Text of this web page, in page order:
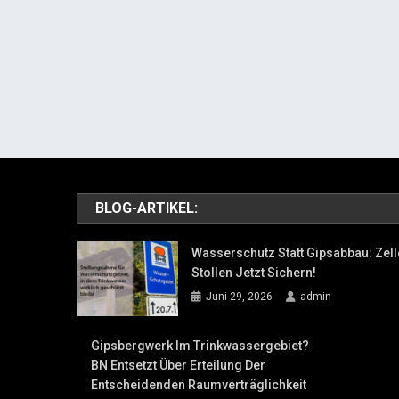
BLOG-ARTIKEL:
Wasserschutz Statt Gipsabbau:
Stollen Jetzt Sichern!
Juni 29, 2026 admin
Gipsbergwerk Im Trinkwassergebiet?
BN Entsetzt Über Erteilung Der
Entscheidenden Raumverträglichkeit